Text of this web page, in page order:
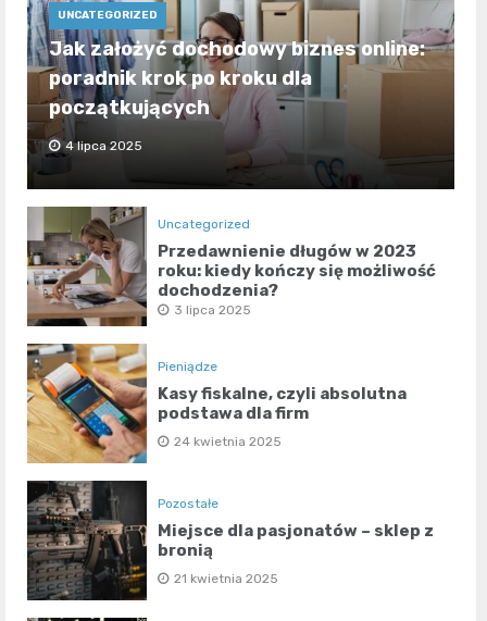
UNCATEGORIZED
Jak założyć dochodowy biznes online:
poradnik krok po kroku dla
początkujących
4 lipca 2025
Uncategorized
Przedawnienie długów w 2023
roku: kiedy kończy się możliwość
dochodzenia?
3 lipca 2025
Pieniądze
Kasy fiskalne, czyli absolutna
podstawa dla firm
24 kwietnia 2025
Pozostałe
Miejsce dla pasjonatów – sklep z
bronią
21 kwietnia 2025